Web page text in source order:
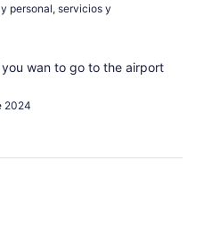
personal, servicios y
wan to go to the airport
2024